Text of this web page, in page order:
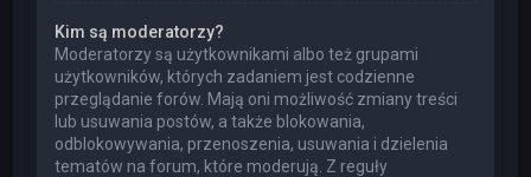
Kim są moderatorzy?
Moderatorzy są użytkownikami albo też grupami
użytkowników, których zadaniem jest codzienne
przeglądanie forów. Mają oni możliwość zmiany treści
lub usuwania postów, a także blokowania,
odblokowywania, przenoszenia, usuwania i dzielenia
tematów na forum, które moderują. Z reguły